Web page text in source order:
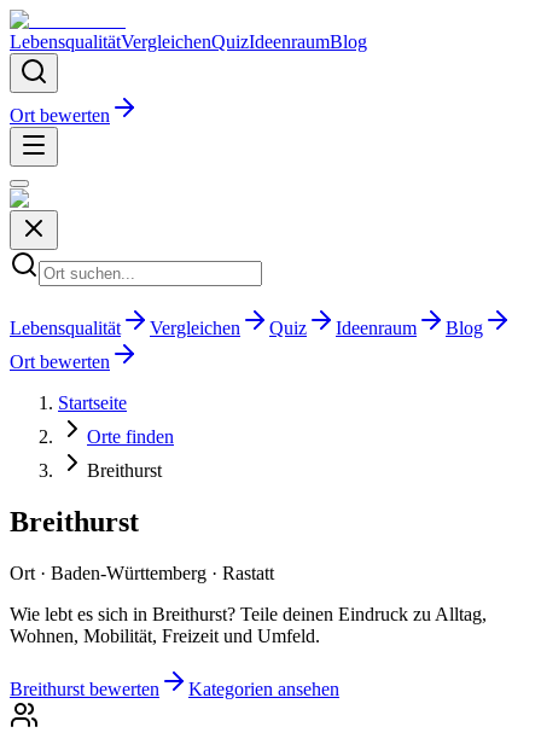
LebensqualitätVergleichenQuizIdeenraumBlog
Ort bewerten
Lebensqualität Vergleichen Quiz Ideenraum
Blog
Ort bewerten
Startseite
Orte finden
Breithurst
Breithurst
Ort · Baden-Württemberg · Rastatt
Wie lebt es sich in Breithurst? Teile deinen Eindruck zu Alltag,
Wohnen, Mobilität, Freizeit und Umfeld.
Breithurst bewerten Kategorien ansehen